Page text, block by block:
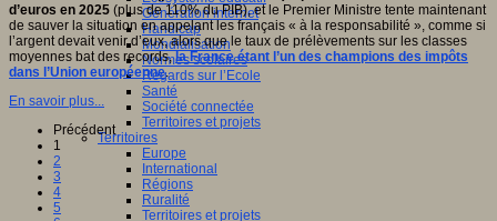
Génération internet
Handicap
Mondialisation
Normes scolaires
Regards sur l’Ecole
Santé
Société connectée
Territoires et projets
Territoires
Europe
International
Régions
Ruralité
Territoires et projets
d’euros en 2025 (plus de 110% du PIB), et le Premier Ministre tente maintenant
de sauver la situation en appelant les français « à la responsabilité », comme si
l’argent devait venir d’eux, alors que le taux de prélèvements sur les classes
moyennes bat des records,la France étant l’un des champions des impôts
dans l’Union européenne.
En savoir plus...
Précédent
1
2
3
4
5